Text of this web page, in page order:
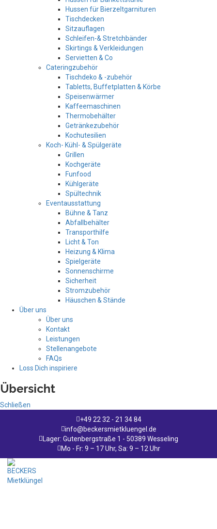
Hussen für Bierzeltgarnituren
Tischdecken
Sitzauflagen
Schleifen-& Stretchbänder
Skirtings & Verkleidungen
Servietten & Co
Cateringzubehör
Tischdeko & -zubehör
Tabletts, Buffetplatten & Körbe
Speisenwärmer
Kaffeemaschinen
Thermobehälter
Getränkezubehör
Kochutesilien
Koch- Kühl- & Spülgeräte
Grillen
Kochgeräte
Funfood
Kühlgeräte
Spültechnik
Eventausstattung
Bühne & Tanz
Abfallbehälter
Transporthilfe
Licht & Ton
Heizung & Klima
Spielgeräte
Sonnenschirme
Sicherheit
Stromzubehör
Häuschen & Stände
Über uns
Über uns
Kontakt
Leistungen
Stellenangebote
FAQs
Loss Dich inspiriere
Übersicht
Schließen
+49 22 32 - 21 34 84
info@beckersmietkluengel.de
Lager: Gutenbergstraße 1 - 50389 Wesseling
Mo - Fr: 9 – 17 Uhr, Sa: 9 – 12 Uhr